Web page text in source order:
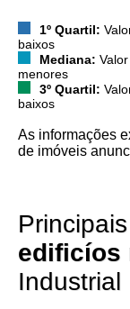
1º Quartil:
baixos
Mediana:
menores
3º Quartil:
baixos
As informações
de imóveis
Principais
edificíos
Industrial